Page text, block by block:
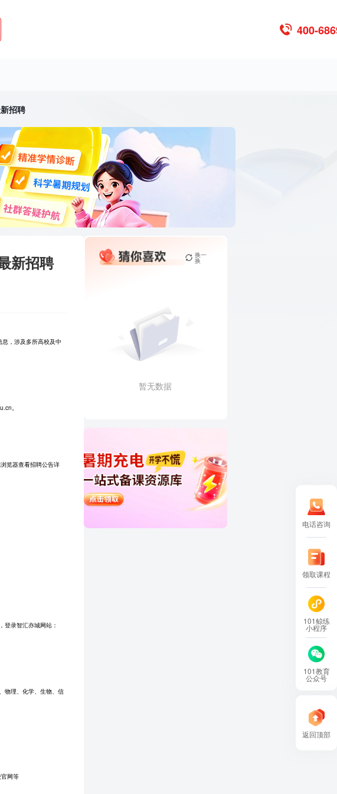
400-
招聘
新招聘
，涉及多所高校及中
。
览器查看招聘公告详
录智汇亦城网站：
物理、化学、生物、信
官网等
换一
换
暂无数据
电话咨询
领取课程
101鲸练
小程序
101教育
公众号
返回顶部